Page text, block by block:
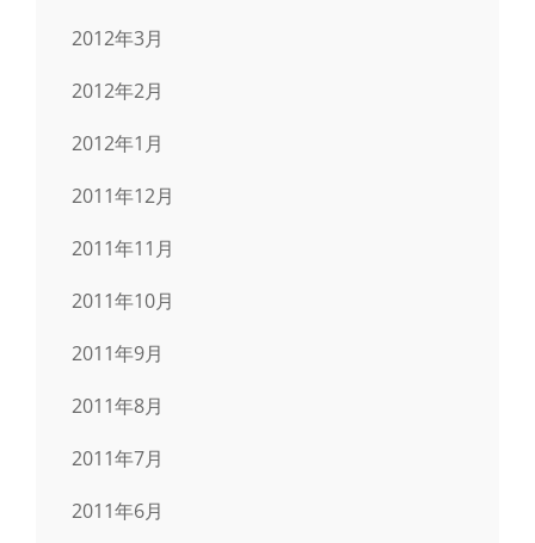
2012年3月
2012年2月
2012年1月
2011年12月
2011年11月
2011年10月
2011年9月
2011年8月
2011年7月
2011年6月